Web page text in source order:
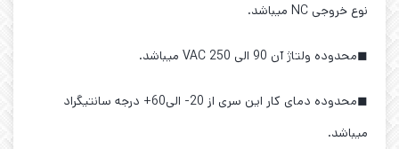
نوع خروجی NC میباشد.
◼محدوده ولتاژ آن 90 الی 250 VAC میباشد.
◼محدوده دمای کار این سری از 20- الی60+ درجه سانتیگراد
میباشد.